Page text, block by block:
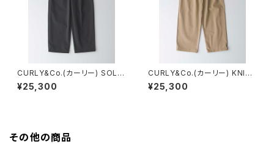
CURLY&Co.(カーリー) SOLID
DOUBLE-KNIT WIDE BAKE
R PANTS
¥25,300
CURLY&Co.(カーリー) KNIT
CHINO-CLOTH PANTS (WI
DE)
¥25,300
その他の商品